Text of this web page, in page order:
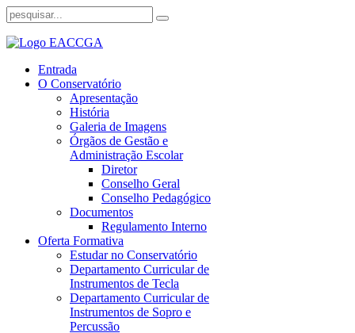
Entrada
O Conservatório
Apresentação
História
Galeria de Imagens
Órgãos de Gestão e
Administração Escolar
Diretor
Conselho Geral
Conselho Pedagógico
Documentos
Regulamento Interno
Oferta Formativa
Estudar no Conservatório
Departamento Curricular de
Instrumentos de Tecla
Departamento Curricular de
Instrumentos de Sopro e
Percussão